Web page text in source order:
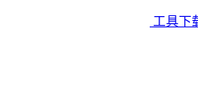
工具下